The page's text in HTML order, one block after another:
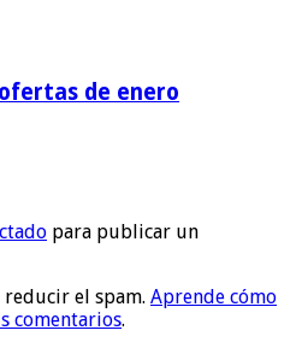
de enero
para publicar un
el spam. Aprende cómo
comentarios.